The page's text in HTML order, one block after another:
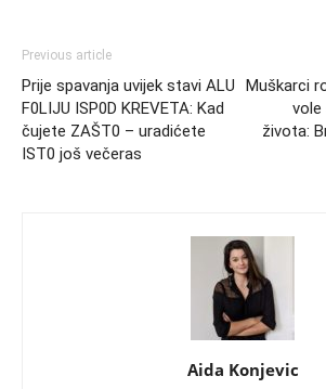
Previous article
Prije spavanja uvijek stavi ALU
F0LIJU ISP0D KREVETA: Kad
čujete ZAŠT0 – uradićete
IST0 još večeras
Muškarci
vole
života:
Aida Konjevic